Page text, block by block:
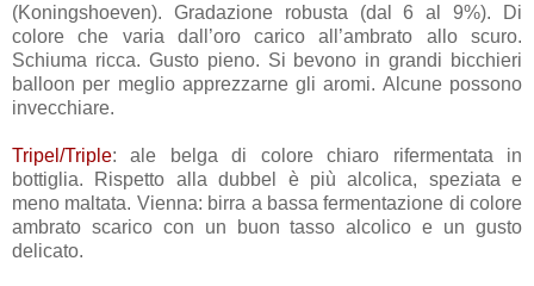
(Koningshoeven). Gradazione robusta (dal 6 al 9%). Di
colore che varia dall’oro carico all’ambrato allo scuro.
Schiuma ricca. Gusto pieno. Si bevono in grandi bicchieri
balloon per meglio apprezzarne gli aromi. Alcune possono
invecchiare.
Tripel/Triple: ale belga di colore chiaro rifermentata in
bottiglia. Rispetto alla dubbel è più alcolica, speziata e
meno maltata. Vienna: birra a bassa fermentazione di colore
ambrato scarico con un buon tasso alcolico e un gusto
delicato.